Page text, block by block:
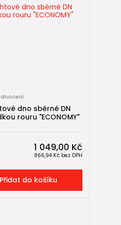
dno sběrné DN
rouru "ECONOMY"
1 049,00 Kč
866,94 Kč bez DPH
Přidat do košíku